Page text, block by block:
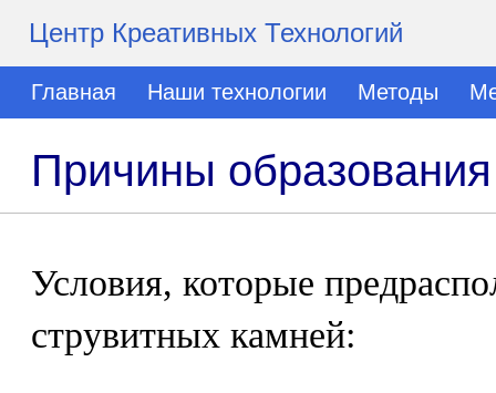
Центр Креативных Технологий
Главная Наши технологии Методы
Причины
Условия, которые
струвитных камней: